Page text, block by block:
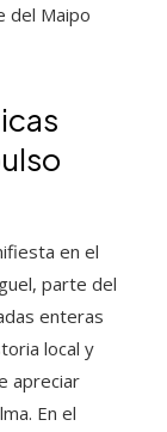
del Maipo
en el
parte del
enteras
local y
apreciar
En el